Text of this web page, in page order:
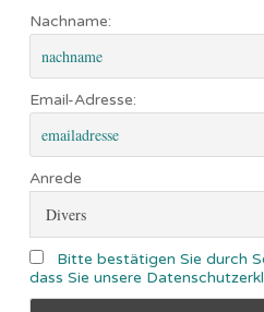
Nachname:
Email-Adresse:
Anrede
Bitte bestätigen Sie durch
dass Sie unsere